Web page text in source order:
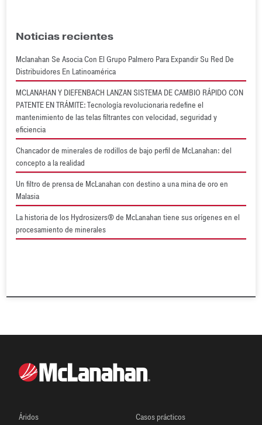
Noticias recientes
Mclanahan Se Asocia Con El Grupo Palmero Para Expandir Su Red De
Distribuidores En Latinoamérica
MCLANAHAN Y DIEFENBACH LANZAN SISTEMA DE CAMBIO RÁPIDO CON
PATENTE EN TRÁMITE: Tecnología revolucionaria redefine el
mantenimiento de las telas filtrantes con velocidad, seguridad y
eficiencia
Chancador de minerales de rodillos de bajo perfil de McLanahan: del
concepto a la realidad
Un filtro de prensa de McLanahan con destino a una mina de oro en
Malasia
La historia de los Hydrosizers® de McLanahan tiene sus orígenes en el
procesamiento de minerales
Áridos
Casos prácticos